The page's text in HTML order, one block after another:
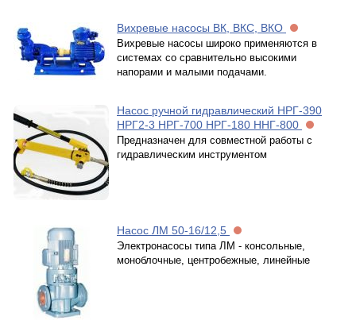
Вихревые насосы ВК, ВКС, ВКО
Вихревые насосы широко применяются в
системах со сравнительно высокими
напорами и малыми подачами.
Насос ручной гидравлический НРГ-390
НРГ2-3 НРГ-700 НРГ-180 ННГ-800
Предназначен для совместной работы с
гидравлическим инструментом
Насос ЛМ 50-16/12,5
Электронасосы типа ЛМ - консольные,
моноблочные, центробежные, линейные